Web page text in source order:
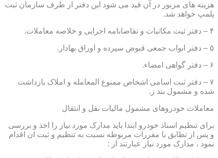
هزینه های مزبور در آن قید می شود این دفتر از طرف سازمان ثبت
پلمپ خواهد شد.
۴ – دفتر ثبت مکاتبات و تقاضانامه اجرایی و خلاصه معاملات.
۵ – دفتر ابواب جمعی قبوض سپرده و اوراق بهادار.
۶ – دفتر گواهی امضاء.
۷ – دفتر ثبت اسامی اشخاص ممنوع المعامله و املاک بازداشت
شده و مشمول بند ز.
معاملات خودروهای مشمول مالیات نقل و انتقال
برای تنظیم اسناد خودرو ابتدا باید مدارک مورد نیاز را اخذ و بررسی
و پس از تطابق با مقررات مربوطه نسبت به تنظیم و ثبت ان اقدام
نمود ، مدارک مورد نیاز عبارتند از :